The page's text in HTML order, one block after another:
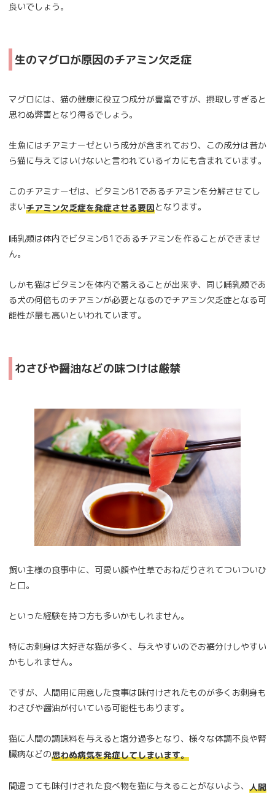
良いでしょう。
生のマグロが原因のチアミン欠乏症
マグロには、猫の健康に役立つ成分が豊富ですが、摂取しすぎると
思わぬ弊害となり得るでしょう。
生魚にはチアミナーゼという成分が含まれており、この成分は昔か
ら猫に与えてはいけないと言われているイカにも含まれています。
このチアミナーゼは、ビタミンB1であるチアミンを分解させてし
まいチアミン欠乏症を発症させる要因となります。
哺乳類は体内でビタミンB1であるチアミンを作ることができませ
ん。
しかも猫はビタミンを体内で蓄えることが出来ず、同じ哺乳類であ
る犬の何倍ものチアミンが必要となるのでチアミン欠乏症となる可
能性が最も高いといわれています。
わさびや醤油などの味つけは厳禁
飼い主様の食事中に、可愛い顔や仕草でおねだりされてついついひ
と口。
といった経験を持つ方も多いかもしれません。
特にお刺身は大好きな猫が多く、与えやすいのでお裾分けしやすい
かもしれません。
ですが、人間用に用意した食事は味付けされたものが多くお刺身も
わさびや醤油が付いている可能性もあります。
猫に人間の調味料を与えると塩分過多となり、様々な体調不良や腎
臓病などの思わぬ病気を発症してしまいます。
間違っても味付けされた食べ物を猫に与えることがないよう、 人間